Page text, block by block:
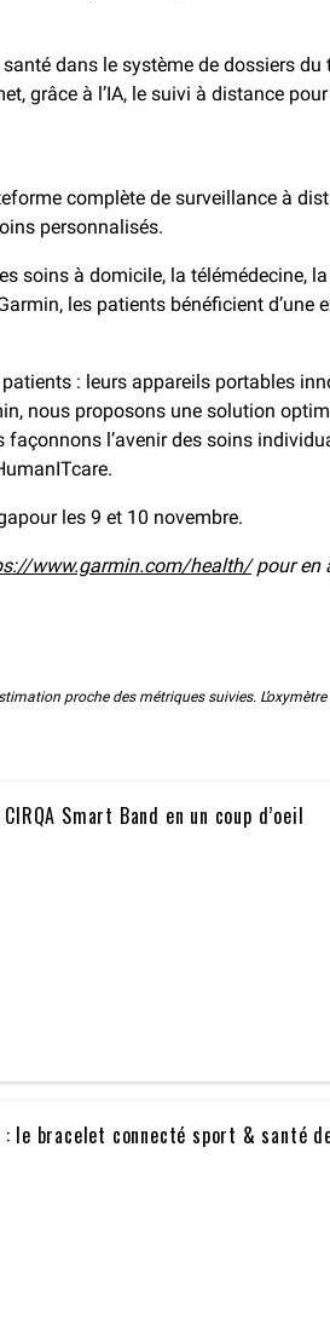
dans le système de dossiers
grâce à l’IA, le suivi à distance
complète de surveillance à
personnalisés.
soins à domicile, la télémédecine,
les patients bénéficient
: leurs appareils portables
nous proposons une solution
l’avenir des soins
les 9 et 10 novembre.
www.garmin.com/health/pour en
proche des métriques suivies.
Smart Band en un coup d’oeil
: le bracelet connecté sport & santé